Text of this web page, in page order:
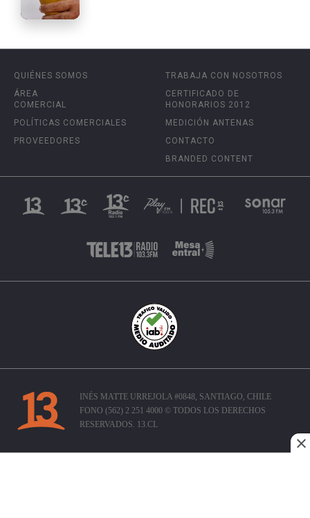
QUIÉNES SOMOS
ÁREA
COMERCIAL
POLÍTICAS COMERCIALES
PROVEEDORES
TRABAJA CON NOSOTROS
CERTIFICADO DE
HONORARIOS 2012
MEDICIÓN ANTENAS
CONTACTO
BRANDED CONTENT
INÉS MATTE URREJOLA #0848, SANTIAGO, CHILE
FONO (562) 2 251 4000 © TODOS LOS DERECHOS
RESERVADOS. 13.CL